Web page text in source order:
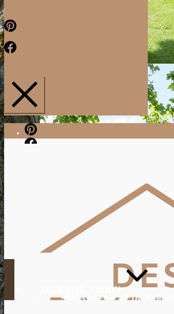
Pinterest
Facebook
Pinterest
Facebook
TERRASSE, JARDIN
AMÉNAGEMENT DU JARDIN